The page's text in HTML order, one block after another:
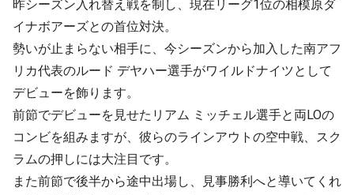
昨シーズン入れ替え戦を制し、現在リーグ1位の相模原ダ
イナボアーズとの首位対決。
勢いが止まらない相手に、今シーズンから加入した南アフ
リカ代表のルード デヤハー選手がワイルドナイツとして
デビューを飾ります。
前節でデビューを見せたリアム ミッチェル選手と両LOの
コンビを組みますが、彼らのラインアウトの空中戦、スク
ラムの押しには大注目です。
また前節で後半から途中出場し、見事勝利へと導いてくれ